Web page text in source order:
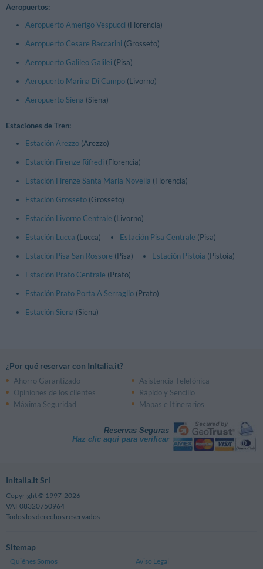
Aeropuertos:
Aeropuerto Amerigo Vespucci (Florencia)
Aeropuerto Cesare Baccarini (Grosseto)
Aeropuerto Galileo Galilei (Pisa)
Aeropuerto Marina Di Campo(Livorno)
Aeropuerto Siena (Siena)
Estaciones de Tren:
Estación Arezzo(Arezzo)
Estación Firenze Rifredi (Florencia)
Estación Firenze Santa Maria Novella (Florencia)
Estación Grosseto(Grosseto)
Estación Livorno Centrale (Livorno)
Estación Lucca (Lucca) Estación Pisa Centrale (Pisa)
Estación Pisa San Rossore (Pisa) Estación Pistoia (Pistoia)
Estación Prato Centrale (Prato)
Estación Prato Porta A Serraglio(Prato)
Estación Siena (Siena)
¿Por qué reservar con InItalia.it?
Ahorro Garantizado
Asistencia Telefónica
Opiniones de los clientes
Rápido y Sencillo
Máxima Seguridad
Mapas e Itinerarios
Reservas Seguras
Haz clic aquí para verificar
InItalia.it Srl
Copyright © 1997-2026
VAT 08320750964
Todos los derechos reservados
Sitemap
Quiénes Somos Aviso Legal